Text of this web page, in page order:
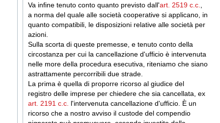
Va infine tenuto conto quanto previsto dall'art. 2519 c.c.
a norma del quale alle società cooperative si applicano, in
quanto compatibili, le disposizioni relative alle società per
azioni.
Sulla scorta di queste premesse, e tenuto conto della
circostanza per cui la cancellazione d'ufficio è intervenuta
nelle more della procedura esecutiva, riteniamo che siano
astrattamente percorribili due strade.
La prima è quella di proporre ricorso al giudice del
registro delle imprese per chiedere che sia cancellata, ex
art. 2191 c.c. l'intervenuta cancellazione d'ufficio. È un
ricorso che a nostro avviso il custode del compendio